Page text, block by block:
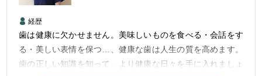
経歴
歯は健康に欠かせません。美味しいものを食べる・会話をす
る・美しい表情を保つ…、健康な歯は人生の質を高めます。
歯の正しい知識を知って、より健康な日々を手に入れましょ